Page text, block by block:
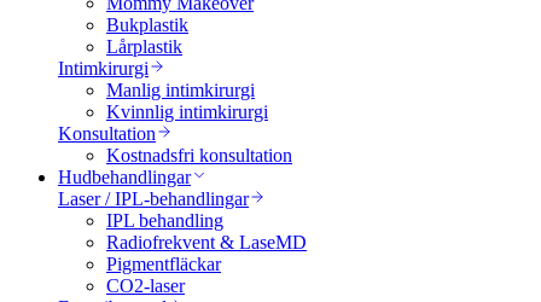
Bukplastik
Lårplastik
Intimkirurgi
Manlig intimkirurgi
Kvinnlig intimkirurgi
Konsultation
Kostnadsfri konsultation
Hudbehandlingar
Laser / IPL-behandlingar
IPL behandling
Radiofrekvent & LaseMD
Pigmentfläckar
CO2-laser